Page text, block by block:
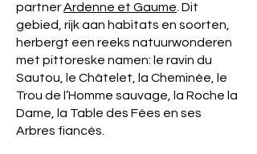
partnerArdenne et Gaume . Dit
gebied, rijk aan habitats en soorten,
herbergt een reeks natuurwonderen
met pittoreske namen: le ravin du
Sautou, le Châtelet, la Cheminée, le
Trou de l’Homme sauvage, la Roche la
Dame, la Table des Fées en ses
Arbres fiancés.